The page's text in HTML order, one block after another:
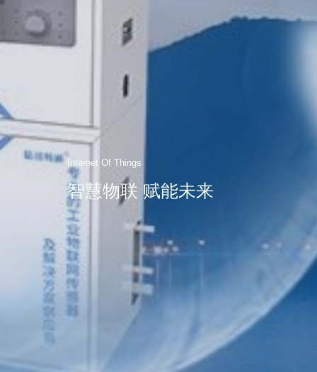
Internet Of Things
智慧物联 赋能未来